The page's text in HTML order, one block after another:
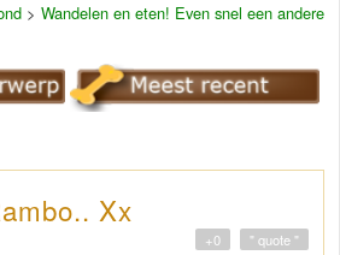
> Wandelen en eten! Even snel een andere
Xx
" quote "
+0